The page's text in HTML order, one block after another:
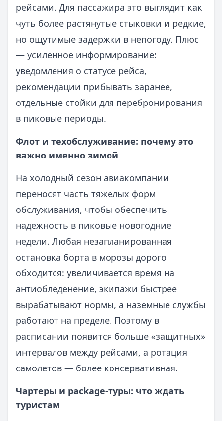
рейсами. Для пассажира это выглядит как
чуть более растянутые стыковки и редкие,
но ощутимые задержки в непогоду. Плюс
— усиленное информирование:
уведомления о статусе рейса,
рекомендации прибывать заранее,
отдельные стойки для перебронирования
в пиковые периоды.
Флот и техобслуживание: почему это
важно именно зимой
На холодный сезон авиакомпании
переносят часть тяжелых форм
обслуживания, чтобы обеспечить
надежность в пиковые новогодние
недели. Любая незапланированная
остановка борта в морозы дорого
обходится: увеличивается время на
антиобледенение, экипажи быстрее
вырабатывают нормы, а наземные службы
работают на пределе. Поэтому в
расписании появится больше «защитных»
интервалов между рейсами, а ротация
самолетов — более консервативная.
Чартеры и package-туры: что ждать
туристам